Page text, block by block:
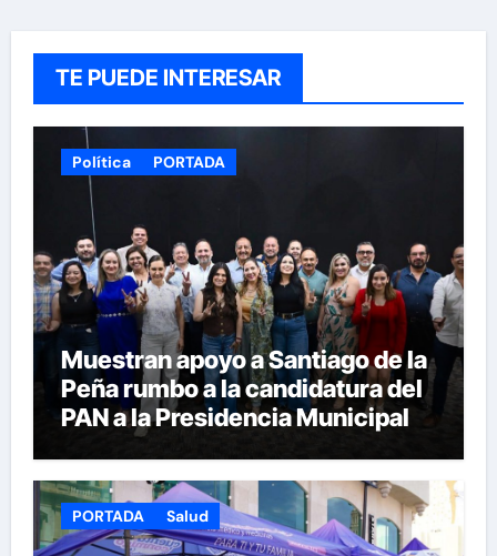
TE PUEDE INTERESAR
Política PORTADA
Muestran apoyo a Santiago de la
Peña rumbo a la candidatura del
PAN a la Presidencia Municipal
PORTADA Salud